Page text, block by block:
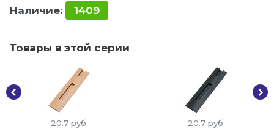
Наличие: 1409
Товары в этой серии
20.7 руб 20.7 руб